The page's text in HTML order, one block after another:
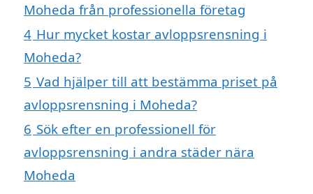
Moheda från professionella företag
4 Hur mycket kostar avloppsrensning i
Moheda?
5 Vad hjälper till att bestämma priset på
avloppsrensning i Moheda?
6 Sök efter en professionell för
avloppsrensning i andra städer nära
Moheda